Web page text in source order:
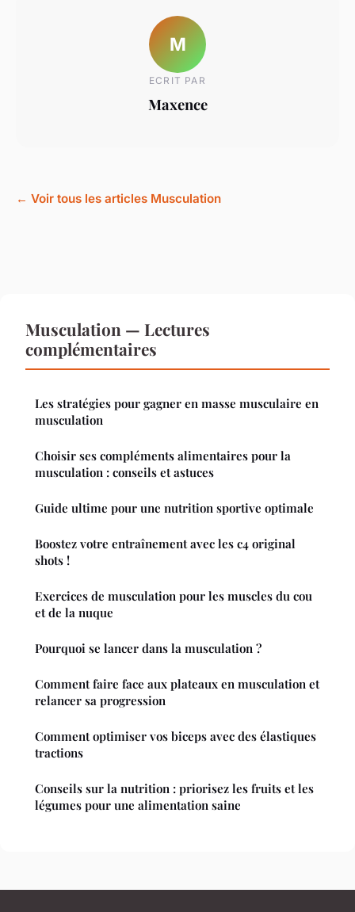
M
ECRIT PAR
Maxence
← Voir tous les articles Musculation
Musculation — Lectures
complémentaires
Les stratégies pour gagner en masse musculaire en
musculation
Choisir ses compléments alimentaires pour la
musculation : conseils et astuces
Guide ultime pour une nutrition sportive optimale
Boostez votre entraînement avec les c4 original
shots !
Exercices de musculation pour les muscles du cou
et de la nuque
Pourquoi se lancer dans la musculation ?
Comment faire face aux plateaux en musculation et
relancer sa progression
Comment optimiser vos biceps avec des élastiques
tractions
Conseils sur la nutrition : priorisez les fruits et les
légumes pour une alimentation saine